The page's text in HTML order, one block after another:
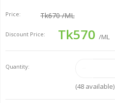
Price: Tk670/ML
Discount Price: Tk570 /ML
Quantity:
(48available)